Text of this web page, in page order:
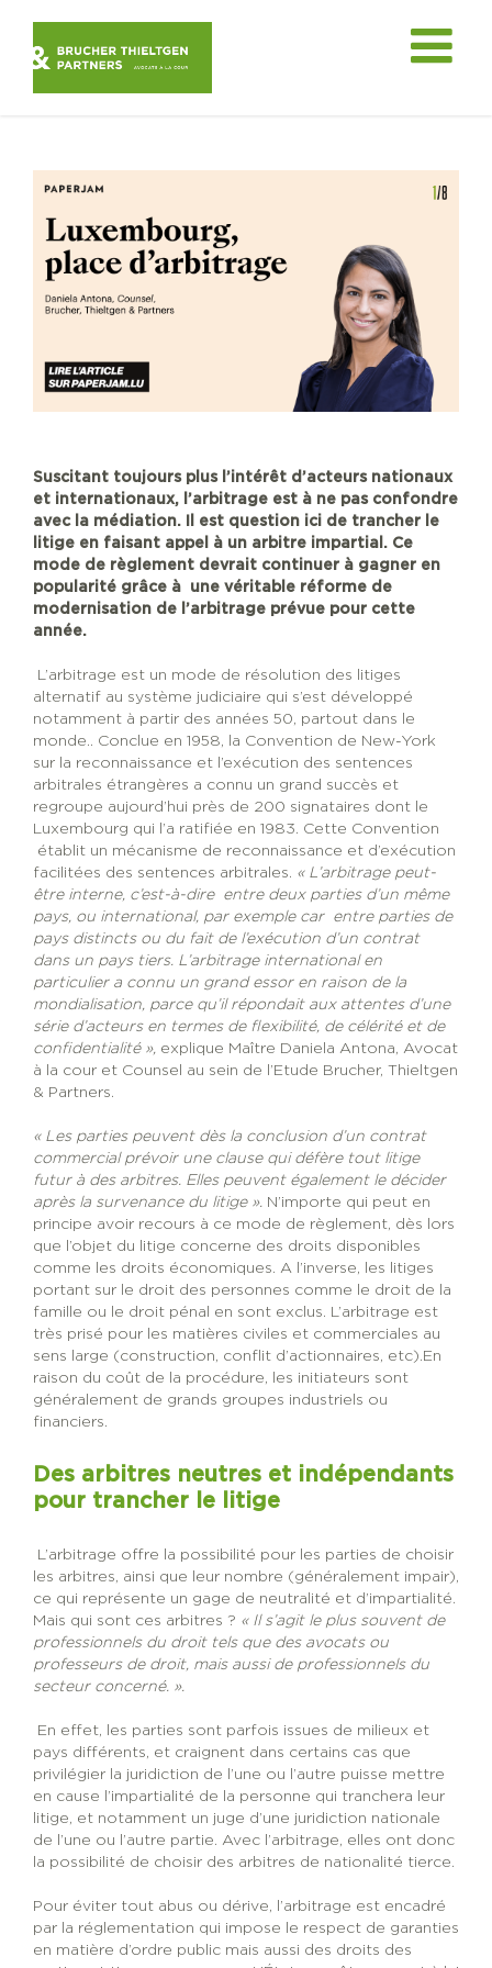
content
Suscitant toujours plus l’intérêt d’acteurs nationaux
et internationaux, l’arbitrage est à ne pas confondre
avec la médiation. Il est question ici de trancher le
litige en faisant appel à un arbitre impartial. Ce
mode de règlement devrait continuer à gagner en
popularité grâce à une véritable réforme de
modernisation de l’arbitrage prévue pour cette
année.
L’arbitrage est un mode de résolution des litiges
alternatif au système judiciaire qui s’est développé
notamment à partir des années 50, partout dans le
monde.. Conclue en 1958, la Convention de New-York
sur la reconnaissance et l’exécution des sentences
arbitrales étrangères a connu un grand succès et
regroupe aujourd’hui près de 200 signataires dont le
Luxembourg qui l’a ratifiée en 1983. Cette Convention
établit un mécanisme de reconnaissance et d’exécution
facilitées des sentences arbitrales. « L’arbitrage peut-
être interne, c’est-à-dire entre deux parties d’un même
pays, ou international, par exemple car entre parties de
pays distincts ou du fait de l’exécution d’un contrat
dans un pays tiers. L’arbitrage international en
particulier a connu un grand essor en raison de la
mondialisation, parce qu’il répondait aux attentes d’une
série d’acteurs en termes de flexibilité, de célérité et de
confidentialité », explique Maître Daniela Antona, Avocat
à la cour et Counsel au sein de l’Etude Brucher, Thieltgen
& Partners.
« Les parties peuvent dès la conclusion d’un contrat
commercial prévoir une clause qui défère tout litige
futur à des arbitres. Elles peuvent également le décider
après la survenance du litige ». N’importe qui peut en
principe avoir recours à ce mode de règlement, dès lors
que l’objet du litige concerne des droits disponibles
comme les droits économiques. A l’inverse, les litiges
portant sur le droit des personnes comme le droit de la
famille ou le droit pénal en sont exclus. L’arbitrage est
très prisé pour les matières civiles et commerciales au
sens large (construction, conflit d’actionnaires, etc).En
raison du coût de la procédure, les initiateurs sont
généralement de grands groupes industriels ou
financiers.
Des arbitres neutres et indépendants
pour trancher le litige
L’arbitrage offre la possibilité pour les parties de choisir
les arbitres, ainsi que leur nombre (généralement impair),
ce qui représente un gage de neutralité et d’impartialité.
Mais qui sont ces arbitres ? « Il s’agit le plus souvent de
professionnels du droit tels que des avocats ou
professeurs de droit, mais aussi de professionnels du
secteur concerné. ».
En effet, les parties sont parfois issues de milieux et
pays différents, et craignent dans certains cas que
privilégier la juridiction de l’une ou l’autre puisse mettre
en cause l’impartialité de la personne qui tranchera leur
litige, et notamment un juge d’une juridiction nationale
de l’une ou l’autre partie. Avec l’arbitrage, elles ont donc
la possibilité de choisir des arbitres de nationalité tierce.
Pour éviter tout abus ou dérive, l’arbitrage est encadré
par la réglementation qui impose le respect de garanties
en matière d’ordre public mais aussi des droits des